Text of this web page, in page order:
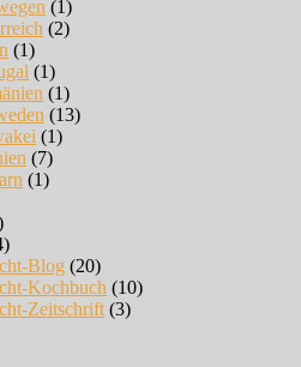
(1)
(2)
(1)
(1)
(1)
(13)
(1)
(7)
(1)
Blog (20)
Kochbuch (10)
Zeitschrift (3)